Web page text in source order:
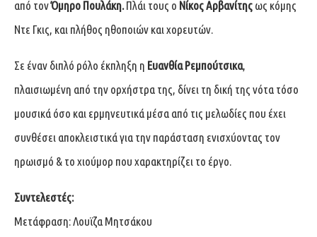
από τονΌμηρο Πουλάκη.Πλάι τους ο Νίκος Αρβανίτης ως κόμης
Ντε Γκις, και πλήθος ηθοποιών και χορευτών.
Σε έναν διπλό ρόλο έκπληξη η Ευανθία Ρεμπούτσικα,
πλαισιωμένη από την ορχήστρα της, δίνει τη δική της νότα τόσο
μουσικά όσο και ερμηνευτικά μέσα από τις μελωδίες που έχει
συνθέσει αποκλειστικά για την παράσταση ενισχύοντας τον
ηρωισμό & το χιούμορ που χαρακτηρίζει το έργο.
Συντελεστές:
Μετάφραση: Λουϊζα Μητσάκου